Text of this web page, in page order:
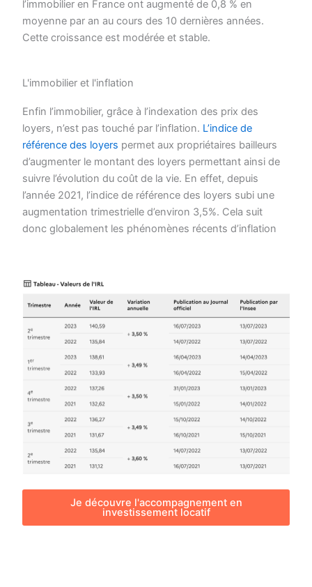
l’immobilier en France ont augmenté de 0,8 % en
moyenne par an au cours des 10 dernières années.
Cette croissance est modérée et stable.
L'immobilier et l'inflation
Enfin l’immobilier, grâce à l’indexation des prix des
loyers, n’est pas touché par l’inflation. L’indice de
référence des loyers permet aux propriétaires bailleurs
d’augmenter le montant des loyers permettant ainsi de
suivre l’évolution du coût de la vie. En effet, depuis
l’année 2021, l’indice de référence des loyers subi une
augmentation trimestrielle d’environ 3,5%. Cela suit
donc globalement les phénomènes récents d’inflation
Je découvre l'accompagnement en
investissement locatif